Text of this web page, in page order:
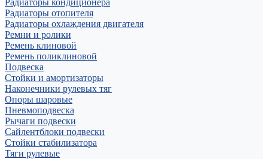
Радиаторы кондиционера
Радиаторы отопителя
Радиаторы охлаждения двигателя
Ремни и ролики
Ремень клиновой
Ремень поликлиновой
Подвеска
Стойки и амортизаторы
Наконечники рулевых тяг
Опоры шаровые
Пневмоподвеска
Рычаги подвески
Сайлентблоки подвески
Стойки стабилизатора
Тяги рулевые